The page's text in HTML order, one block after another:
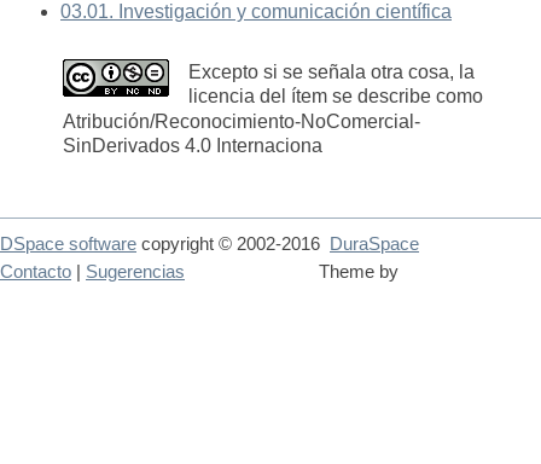
03.01. Investigación y comunicación científica
Excepto si se señala otra cosa, la
licencia del ítem se describe como
Atribución/Reconocimiento-NoComercial-
SinDerivados 4.0 Internaciona
DSpace software copyright © 2002-2016
DuraSpace
Theme by
Contacto Sugerencias